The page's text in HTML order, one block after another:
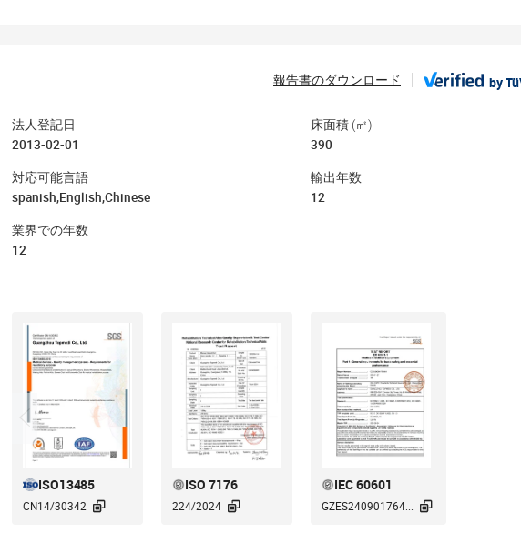
報告書のダウンロード by
法人登記日
2013-02-01
床面積 (㎡)
390
対応可能言語
spanish,English,Chinese
輸出年数
12
業界での年数
12
ISO13485
CN14/30342 
ISO 7176
224/2024 
IEC 60601
GZES240901764... 